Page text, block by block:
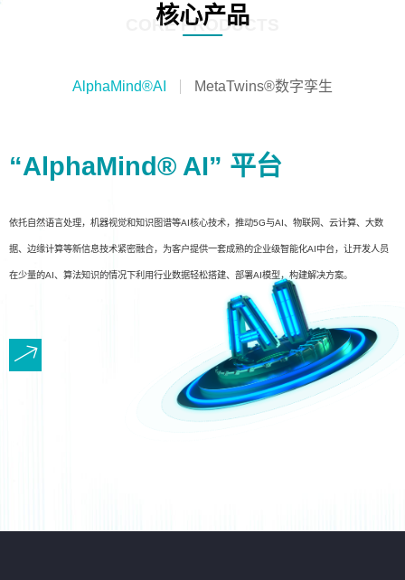
核心产品
CORE PRODUCTS
AlphaMind®AI MetaTwins®数字孪生
“AlphaMind® AI” 平台
依托自然语言处理，机器视觉和知识图谱等AI核心技术，推动5G与AI、物联网、云计算、大数
据、边缘计算等新信息技术紧密融合，为客户提供一套成熟的企业级智能化AI中台，让开发人员
在少量的AI、算法知识的情况下利用行业数据轻松搭建、部署AI模型，构建解决方案。